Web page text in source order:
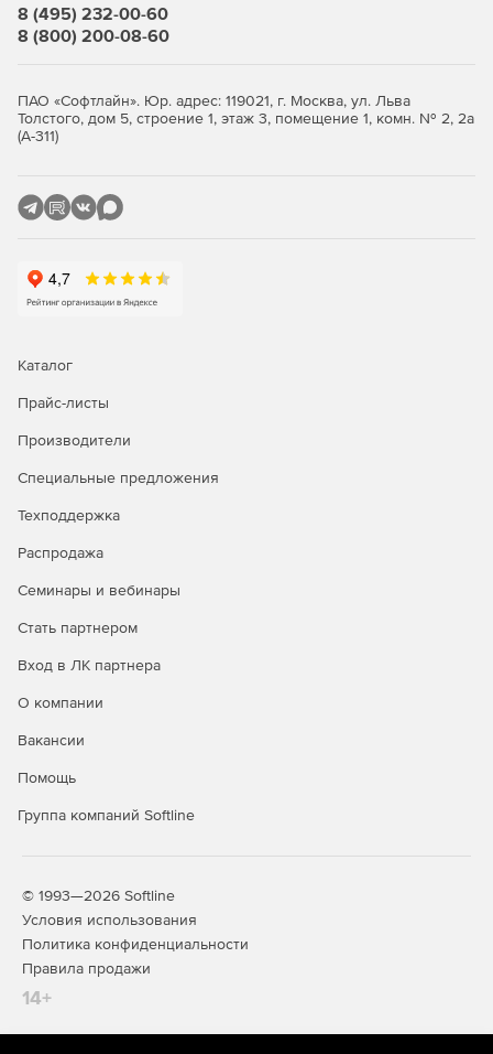
8 (495) 232-00-60
8 (800) 200-08-60
ПАО «Софтлайн». Юр. адрес: 119021, г. Москва, ул. Льва
Толстого, дом 5, строение 1, этаж 3, помещение 1, комн. № 2, 2а
(А-311)
Каталог
Прайс-листы
Производители
Специальные предложения
Техподдержка
Распродажа
Семинары и вебинары
Стать партнером
Вход в ЛК партнера
О компании
Вакансии
Помощь
Группа компаний Softline
© 1993—2026 Softline
Условия использования
Политика конфиденциальности
Правила продажи
14+